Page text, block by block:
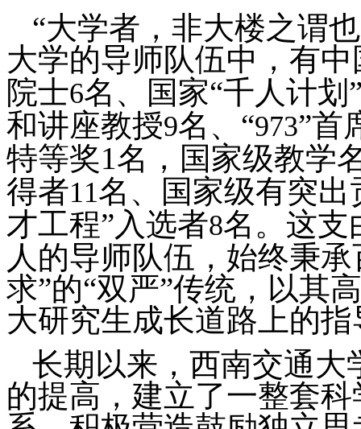
“大学者，非大楼之谓
大学的导师队伍中，有
院士6名、国家“千人计划
和讲座教授9名、“973”首
特等奖1 名，国家级教学
得者11名、国家级有突出
才工程”入选者8名。这支
人的导师队伍，始终秉
求”的“双严”传统，以其
大研究生成长道路上的
长期以来，西南交通大
的提高，建立了一整套